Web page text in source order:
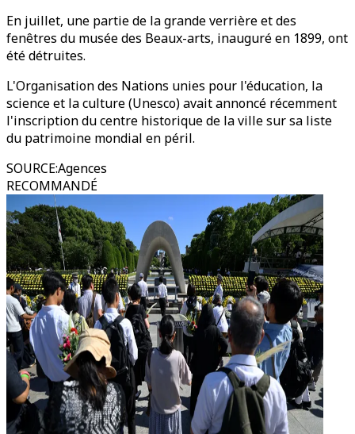
En juillet, une partie de la grande verrière et des
fenêtres du musée des Beaux-arts, inauguré en 1899, ont
été détruites.
L'Organisation des Nations unies pour l'éducation, la
science et la culture (Unesco) avait annoncé récemment
l'inscription du centre historique de la ville sur sa liste
du patrimoine mondial en péril.
SOURCE:Agences
RECOMMANDÉ